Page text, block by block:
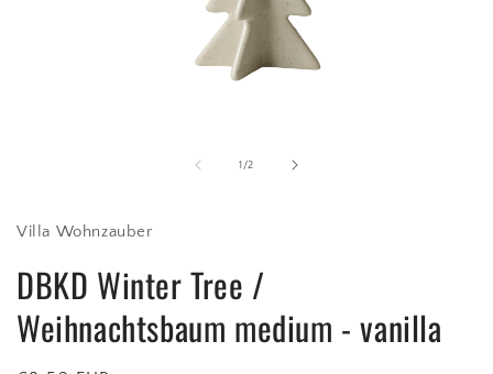
1 /von
2
Villa Wohnzauber
DBKD Winter Tree /
Weihnachtsbaum medium - vanilla